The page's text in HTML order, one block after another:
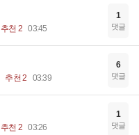
추천 2 03:45
1
댓글
추천 2 03:39
6
댓글
추천 2 03:26
1
댓글